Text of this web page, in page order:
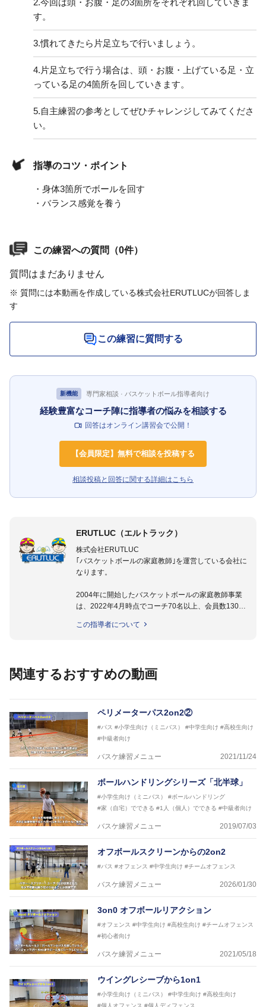
2.今回は頭・お腹・足の3箇所をそれぞれ回していきま
す。
3.慣れてきたら片足立ちで行いましょう。
4. 片足立ちで行う場合は、頭・お腹・上げている足・立
っている足の4箇所を回していきます。
5.自主練習の参考としてぜひチャレンジしてみてくださ
い。
指導のコツ・ポイント
・身体3箇所でボールを回す
・バランス感覚を養う
この練習への質問（0件）
質問はまだありません
※ 質問には本動画を作成している株式会社ERUTLUCが回答しま
す
この練習に質問する
新機能 専門家相談 · バスケットボール指導者向け
経験豊富なコーチ陣に指導者の悩みを相談する
回答はオンライン講習会で公開！
【会員限定】無料で相談を投稿する
相談投稿と回答に関する詳細はこちら
ERUTLUC（エルトラック）
株式会社ERUTLUC
｢バスケットボールの家庭教師｣を運営している会社に
なります。
2004年に開始したバスケットボールの家庭教師事業
は、2022年4月時点でコーチ70名以上、会員数1300
指導実績多数・各地講習会なども担当しており、「は
など多くの書籍・DVDも監修しています。
2016年U12ナショナルキャンプヘッドコーチ
2016年U13ナショナルキャンプヘッドコーチ
2016年男子日本代表サポートコーチ
2017年U12ナショナルキャンプヘッドコーチ
2017年U13ナショナルキャンプヘッドコーチ
2018年U22日本代表スプリングキャンプアドバイザ
リーコーチ
2018年U12ナショナルキャンプヘッドコーチ
2018年U13ナショナルキャンプヘッドコーチ
2018年～2021年男子日本代表サポートコーチ
2021年～女子日本代表アシスタントコーチ
この指導者について
関連するおすすめの動画
ペリメーターパス2on2②
#パス #小学生向け（ミニバス） #中学生向け #高校生向け
#中級者向け
バスケ練習メニュー 2021/11/24
ボールハンドリングシリーズ「北半球」
#小学生向け（ミニバス）
#ボールハンドリング
#家（自宅）でできる #1人（個人）でできる #中級者向け
バスケ練習メニュー 2019/07/03
オフボールスクリーンからの2on2
#パス #オフェンス #中学生向け #チームオフェンス
バスケ練習メニュー 2026/01/30
3on0 オフボールリアクション
#オフェンス #中学生向け #高校生向け #チームオフェンス
#初心者向け
バスケ練習メニュー 2021/05/18
ウイングレシーブから1on1
#小学生向け（ミニバス） #中学生向け #高校生向け
#個人オフェンス #個人ディフェンス